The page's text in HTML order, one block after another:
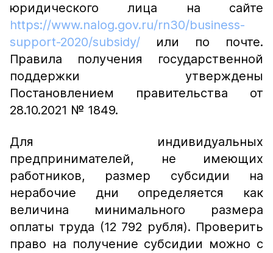
юридического лица на сайте
https://www.nalog.gov.ru/rn30/business-
support-2020/subsidy/ или по почте.
Правила получения государственной
поддержки утверждены
Постановлением правительства от
28.10.2021 № 1849.
Для индивидуальных
предпринимателей, не имеющих
работников, размер субсидии на
нерабочие дни определяется как
величина минимального размера
оплаты труда (12 792 рубля). Проверить
право на получение субсидии можно с